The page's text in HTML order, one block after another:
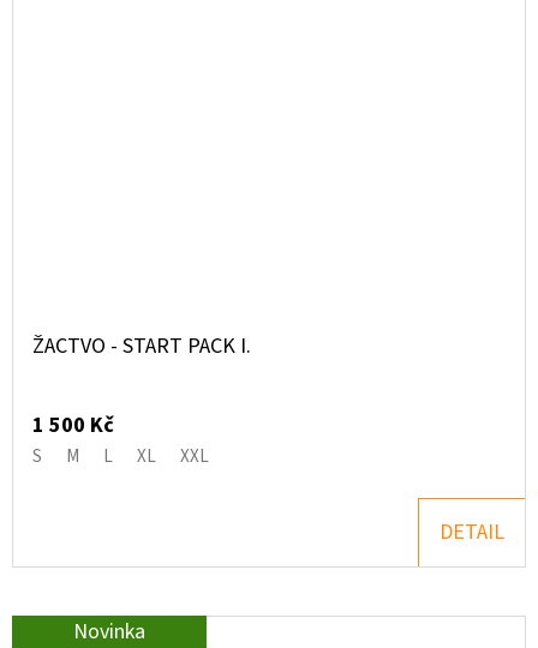
ŽACTVO - START PACK I.
1 500 Kč
S M L XL XXL
DETAIL
Novinka